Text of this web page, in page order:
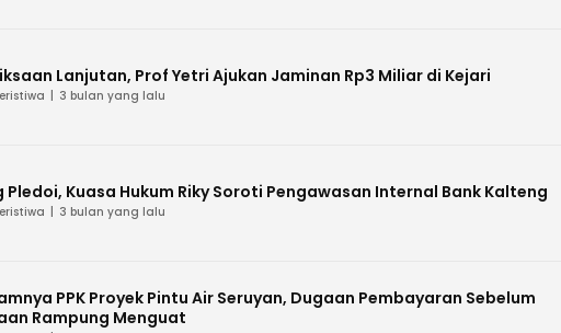
Lanjutan, Prof Yetri Ajukan Jaminan Rp3 Miliar di Kejari
3 bulan yang lalu
Pledoi, Kuasa Hukum Riky Soroti Pengawasan Internal Bank Kalteng
3 bulan yang lalu
PPK Proyek Pintu Air Seruyan, Dugaan Pembayaran Sebelum
Rampung Menguat